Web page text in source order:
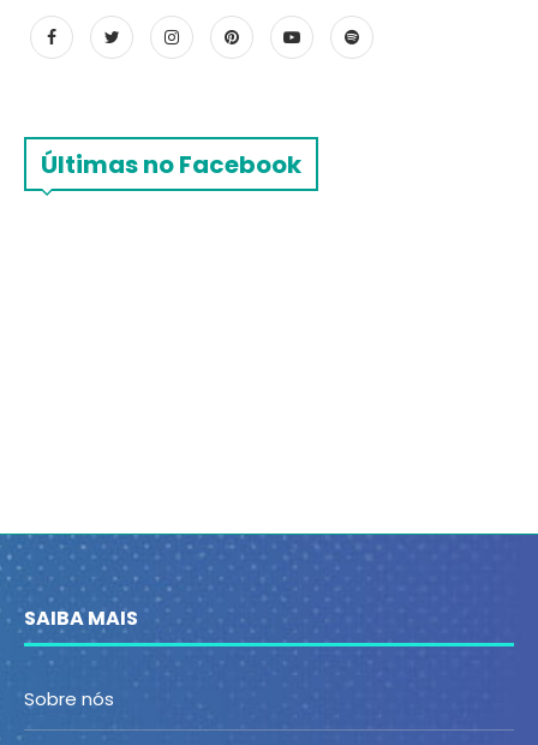
Últimas no Facebook
SAIBA MAIS
Sobre nós